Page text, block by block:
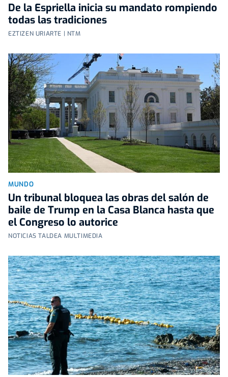
De la Espriella inicia su mandato rompiendo
todas las tradiciones
EZTIZEN URIARTE | NTM
MUNDO
Un tribunal bloquea las obras del salón de
baile de Trump en la Casa Blanca hasta que
el Congreso lo autorice
NOTICIAS TALDEA MULTIMEDIA